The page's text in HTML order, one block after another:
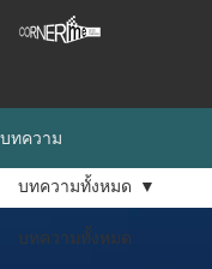
บทความ
บทความทั้งหมด
บทความทั้งหมด